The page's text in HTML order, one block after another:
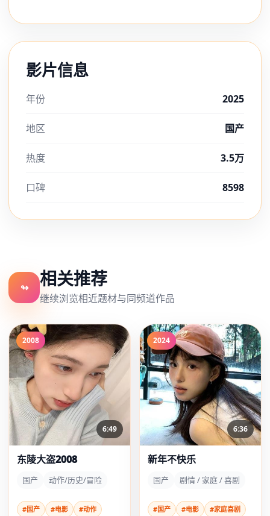
影片信息
年份 2025
地区 国产
热度 3.5万
口碑 8598
↬ 相关推荐
继续浏览相近题材与同频道作品
2008
6:49
东陵大盗2008
国产 动作/历史/冒险
#国产 #电影 #动作
2024
6:36
新年不快乐
国产 剧情 / 家庭 / 喜剧
#国产 #电影 #家庭喜剧